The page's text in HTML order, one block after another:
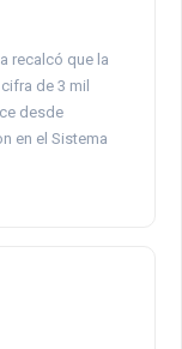
recalcó que la
de 3 mil
desde
en el Sistema